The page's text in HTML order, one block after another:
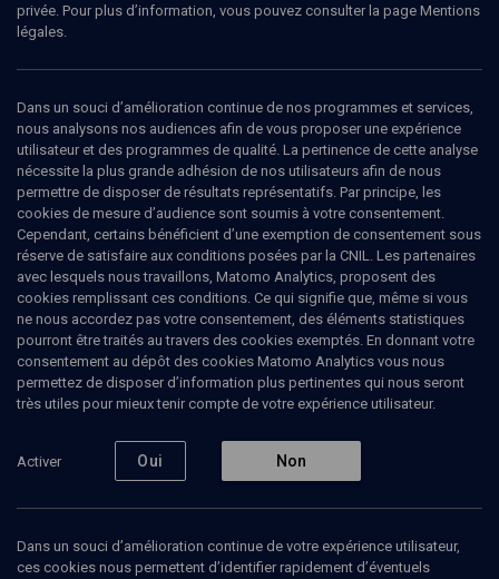
LIMOUD
Être juif, le refus du pouvoir
L'idolâtrie de la politique
Françoise Atlan, psychanalyste
Ruben Honigmann , journaliste
27 janvier 2022
ESPRIT DU TEMPS • MAGAZINE • LIMOUD
Contenus associés Intervenants Organisateurs
privée. Pour plus d’information, vous pouvez consulter la page Mentions
légales.
Dans un souci d’amélioration continue de nos programmes et services,
nous analysons nos audiences afin de vous proposer une expérience
utilisateur et des programmes de qualité. La pertinence de cette analyse
nécessite la plus grande adhésion de nos utilisateurs afin de nous
permettre de disposer de résultats représentatifs. Par principe, les
cookies de mesure d’audience sont soumis à votre consentement.
Cependant, certains bénéficient d’une exemption de consentement sous
réserve de satisfaire aux conditions posées par la CNIL. Les partenaires
avec lesquels nous travaillons, Matomo Analytics, proposent des
cookies remplissant ces conditions. Ce qui signifie que, même si vous
ne nous accordez pas votre consentement, des éléments statistiques
pourront être traités au travers des cookies exemptés. En donnant votre
consentement au dépôt des cookies Matomo Analytics vous nous
permettez de disposer d’information plus pertinentes qui nous seront
très utiles pour mieux tenir compte de votre expérience utilisateur.
Activer Oui Non
Dans un souci d’amélioration continue de votre expérience utilisateur,
ces cookies nous permettent d’identifier rapidement d’éventuels